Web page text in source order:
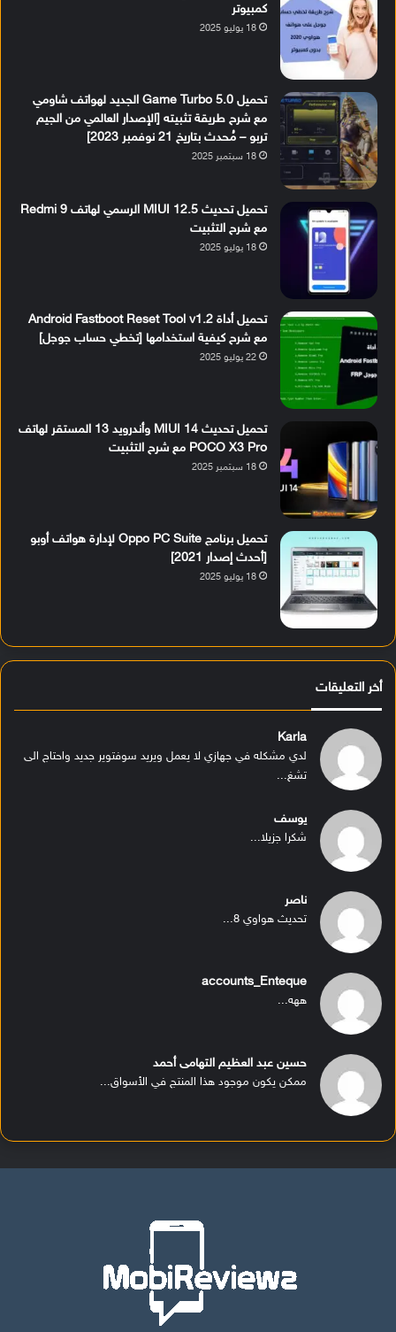
كمبيوتر
18 يوليو 2025
تحميل Game Turbo 5.0 الجديد لهواتف شاومي
مع شرح طريقة تثبيته [الإصدار العالمي من الجيم
تربو – مُحدث بتاريخ 21 نوفمبر 2023]
18 سبتمبر 2025
تحميل تحديث MIUI 12.5 الرسمي لهاتف Redmi 9
مع شرح التثبيت
18 يوليو 2025
تحميل أداة Android Fastboot Reset Tool v1.2
مع شرح كيفية استخدامها [تخطي حساب جوجل]
22 يوليو 2025
تحميل تحديث MIUI 14 وأندرويد 13 المستقر لهاتف
POCO X3 Pro مع شرح التثبيت
18 سبتمبر 2025
تحميل برنامج Oppo PC Suite لإدارة هواتف أوبو
[أحدث إصدار 2021]
18 يوليو 2025
أخر التعليقات
Karla
لدي مشكله في جهازي لا يعمل ويريد سوفتوير جديد واحتاج الى
تشغ...
يوسف
شكرا جزيلا...
ناصر
تحديث هواوي 8...
accounts_Enteque
ههه...
حسين عبد العظيم التهامى أحمد
ممكن يكون موجود هذا المنتج في الأسواق...